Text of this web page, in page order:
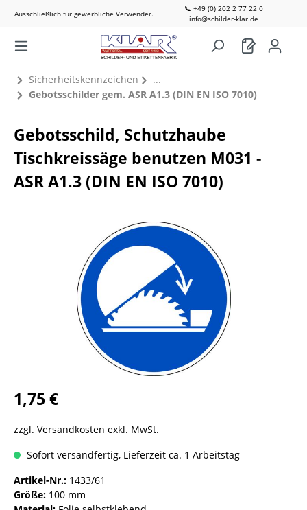
Ausschließlich für gewerbliche Verwender.
📞 +49 (0) 202 2 77 22 0
info@schilder-klar.de
Sicherheitskennzeichen
Gebotsschilder gem. ASR A1.3 (DIN EN ISO 7010)
Gebotsschild, Schutzhaube
Tischkreissäge benutzen M031 -
ASR A1.3 (DIN EN ISO 7010)
1,75 €
zzgl. Versandkosten exkl. MwSt.
Sofort versandfertig, Lieferzeit ca. 1 Arbeitstag
Artikel-Nr.: 1433/61
Größe: 100 mm